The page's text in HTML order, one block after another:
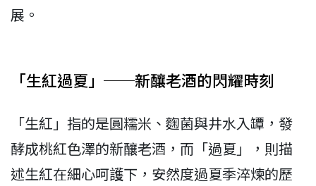
展。
「生紅過夏」──新釀老酒的閃耀時刻
「生紅」指的是圓糯米、麴菌與井水入罈，發
酵成桃紅色澤的新釀老酒，而「過夏」，則描
述生紅在細心呵護下，安然度過夏季淬煉的歷